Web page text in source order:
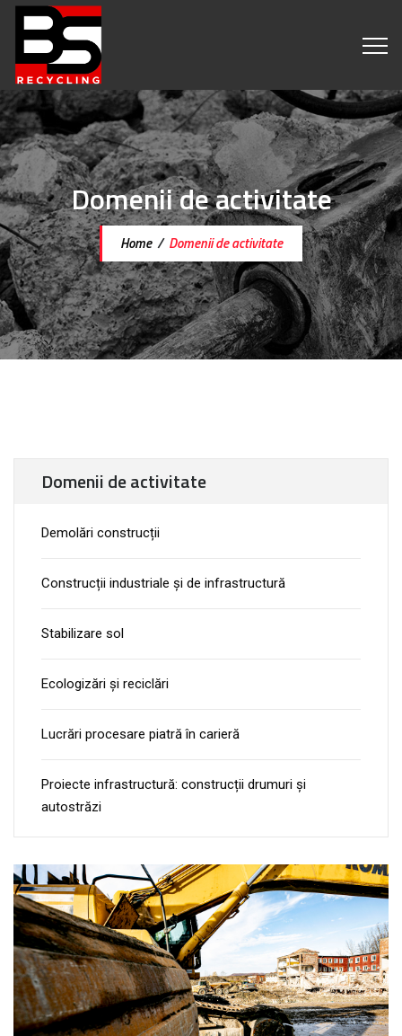
Domenii de activitate
Home/ Domenii de activitate
Domenii de activitate
Demolări construcții
Construcții industriale și de infrastructură
Stabilizare sol
Ecologizări și reciclări
Lucrări procesare piatră în carieră
Proiecte infrastructură: construcții drumuri și
autostrăzi